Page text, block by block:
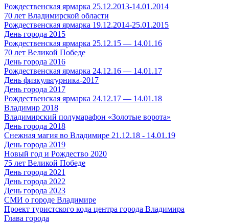
Рождественская ярмарка 25.12.2013-14.01.2014
70 лет Владимирской области
Рождественская ярмарка 19.12.2014-25.01.2015
День города 2015
Рождественская ярмарка 25.12.15 — 14.01.16
70 лет Великой Победе
День города 2016
Рождественская ярмарка 24.12.16 — 14.01.17
День физкультурника-2017
День города 2017
Рождественская ярмарка 24.12.17 — 14.01.18
Владимир 2018
Владимирский полумарафон «Золотые ворота»
День города 2018
Снежная магия во Владимире 21.12.18 - 14.01.19
День города 2019
Новый год и Рождество 2020
75 лет Великой Победе
День города 2021
День города 2022
День города 2023
СМИ о городе Владимире
Проект туристского кода центра города Владимира
Глава города